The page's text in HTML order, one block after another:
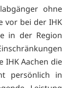
ohne
vor bei der IHK
in der Region
IHK Aachen die
persönlich in